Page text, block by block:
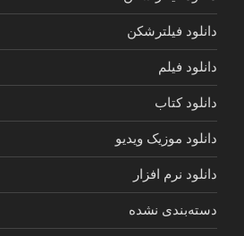
دانلود فیلترشکن
دانلود فیلم
دانلود کتاب
دانلود موزیک ویدیو
دانلود نرم افزار
دسته‌بندی نشده